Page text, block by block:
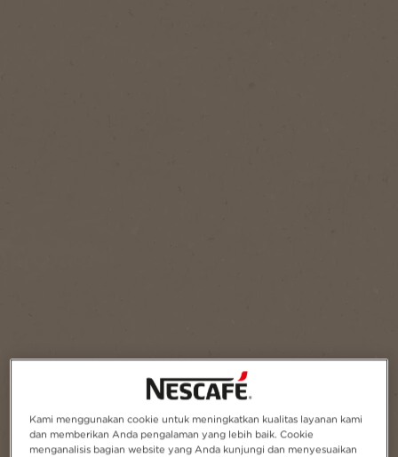
Kami menggunakan cookie untuk meningkatkan kualitas layanan kami
dan memberikan Anda pengalaman yang lebih baik. Cookie
menganalisis bagian website yang Anda kunjungi dan menyesuaikan